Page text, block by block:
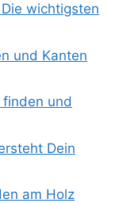
wichtigsten
und Kanten
finden und
Dein
am Holz